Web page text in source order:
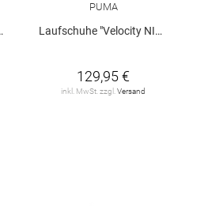
PUMA
Laufschuhe "Velocity NITRO 5"
129,95 €
inkl. MwSt. zzgl.Versand